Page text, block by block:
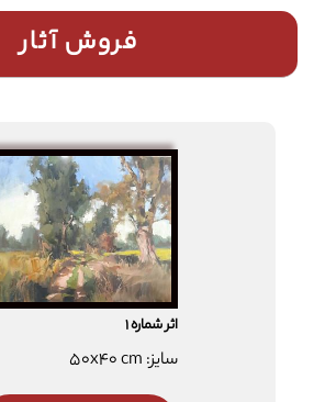
فروش آثار
اثر شماره 1
سایز: 50x40 cm